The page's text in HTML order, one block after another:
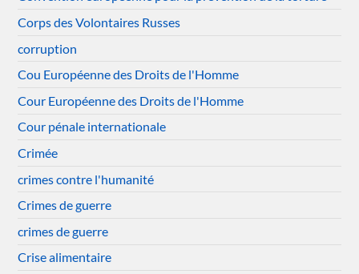
Corps des Volontaires Russes
corruption
Cou Européenne des Droits de l'Homme
Cour Européenne des Droits de l'Homme
Cour pénale internationale
Crimée
crimes contre l'humanité
Crimes de guerre
crimes de guerre
Crise alimentaire